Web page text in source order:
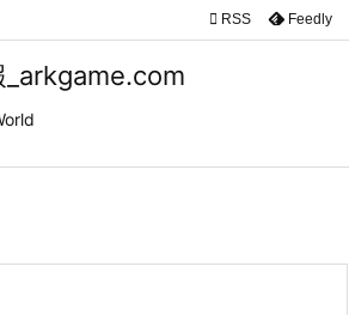


 RSS Feedly